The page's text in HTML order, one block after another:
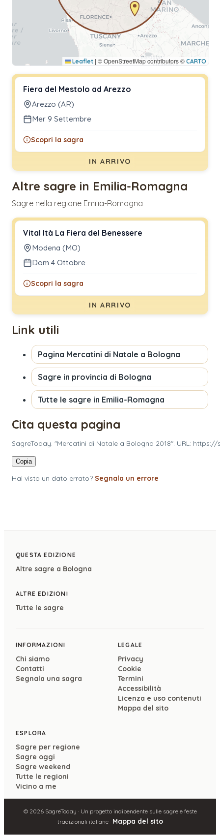
Leaflet | © OpenStreetMap contributors © CARTO
Fiera del Mestolo ad Arezzo
Arezzo (AR)
Mer 9 Settembre
Scopri la sagra
IN ARRIVO
Altre sagre in Emilia-Romagna
Sagre nella regione Emilia-Romagna
Vital Ità La Fiera del Benessere
Modena (MO)
Dom 4 Ottobre
Scopri la sagra
IN ARRIVO
Link utili
Pagina Mercatini di Natale a Bologna
Sagre in provincia di Bologna
Tutte le sagre in Emilia-Romagna
Cita questa pagina
SagreToday. "Mercatini di Natale a Bologna 2018". URL:
Copia
Hai visto un dato errato? Segnala un errore
QUESTA EDIZIONE
Altre sagre a Bologna
ALTRE EDIZIONI
Tutte le sagre
INFORMAZIONI
Chi siamo
Contatti
Segnala una sagra
LEGALE
Privacy
Cookie
Termini
Accessibilità
Licenza e uso contenuti
Mappa del sito
ESPLORA
Sagre per regione
Sagre oggi
Sagre weekend
Tutte le regioni
Vicino a me
© 2026SagreToday · Un progetto indipendente sulle sagre e feste
tradizionali italiane · Mappa del sito